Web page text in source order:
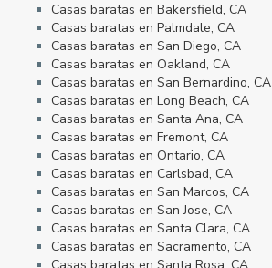
Casas baratas en Bakersfield, CA
Casas baratas en Palmdale, CA
Casas baratas en San Diego, CA
Casas baratas en Oakland, CA
Casas baratas en San Bernardino, CA
Casas baratas en Long Beach, CA
Casas baratas en Santa Ana, CA
Casas baratas en Fremont, CA
Casas baratas en Ontario, CA
Casas baratas en Carlsbad, CA
Casas baratas en San Marcos, CA
Casas baratas en San Jose, CA
Casas baratas en Santa Clara, CA
Casas baratas en Sacramento, CA